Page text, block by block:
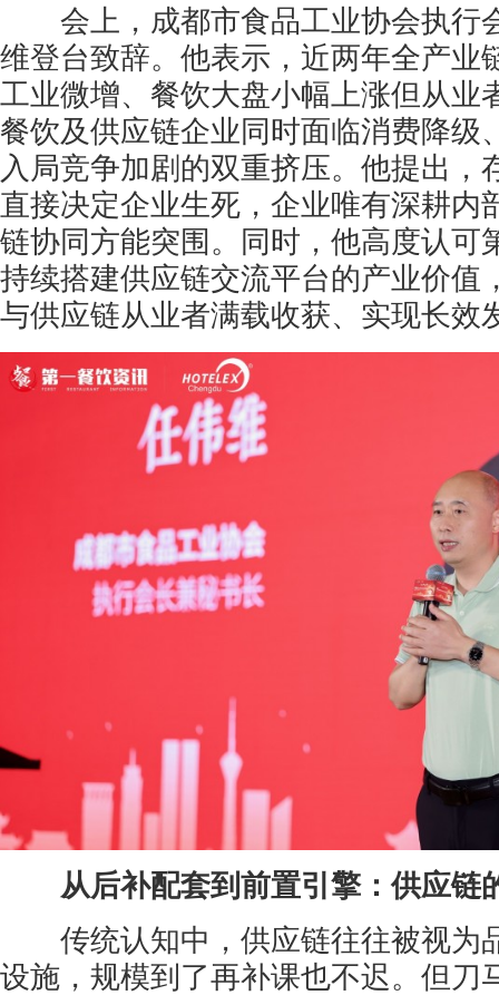
会上，成都市食品工业协会执行
维登台致辞。他表示，近两年全产业
工业微增、餐饮大盘小幅上涨但从业
餐饮及供应链企业同时面临消费降级
入局竞争加剧的双重挤压。他提出，
直接决定企业生死，企业唯有深耕内
链协同方能突围。同时，他高度认可
持续搭建供应链交流平台的产业价值
与供应链从业者满载收获、实现长效
从后补配套到前置引擎：供应链
传统认知中，供应链往往被视为
设施，规模到了再补课也不迟。但刀